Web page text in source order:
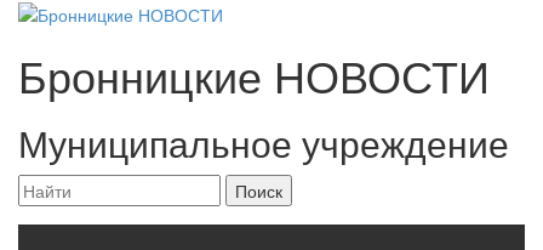
Бронницкие НОВОСТИ
Муниципальное учреждение